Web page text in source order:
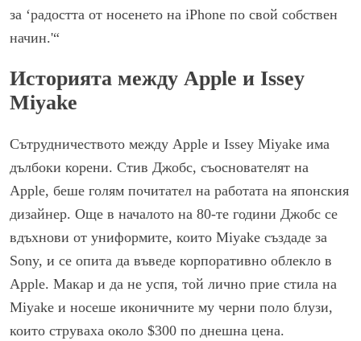
за ‘радостта от носенето на iPhone по свой собствен
начин.'“
Историята между Apple и Issey
Miyake
Сътрудничеството между Apple и Issey Miyake има
дълбоки корени. Стив Джобс, съоснователят на
Apple, беше голям почитател на работата на японския
дизайнер. Още в началото на 80-те години Джобс се
вдъхнови от униформите, които Miyake създаде за
Sony, и се опита да въведе корпоративно облекло в
Apple. Макар и да не успя, той лично прие стила на
Miyake и носеше иконичните му черни поло блузи,
които струваха около $300 по днешна цена.